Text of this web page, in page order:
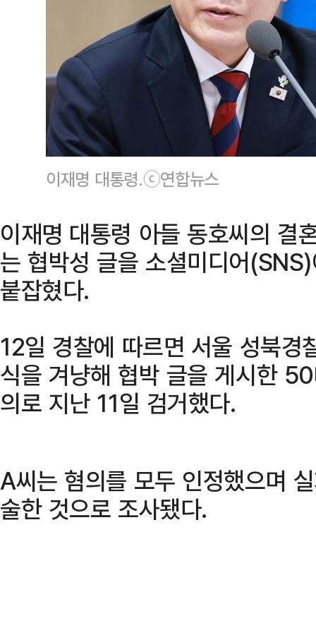
이재명 대통령.ⓒ연합뉴스
이재명 대통령 아들 동호씨의 결
는 협박성 글을 소셜미디어
붙잡혔다.
12일 경찰에 따르면 서울 성북경
식을 겨냥해 협박 글을 게시한
의로 지난 11일 검거했다.
A씨는 혐의를 모두 인정했으며
술한 것으로 조사됐다.